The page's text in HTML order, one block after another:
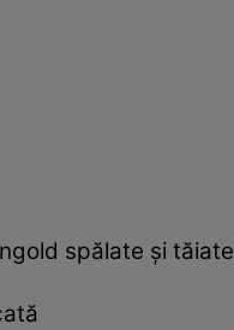
spălate și tăiate